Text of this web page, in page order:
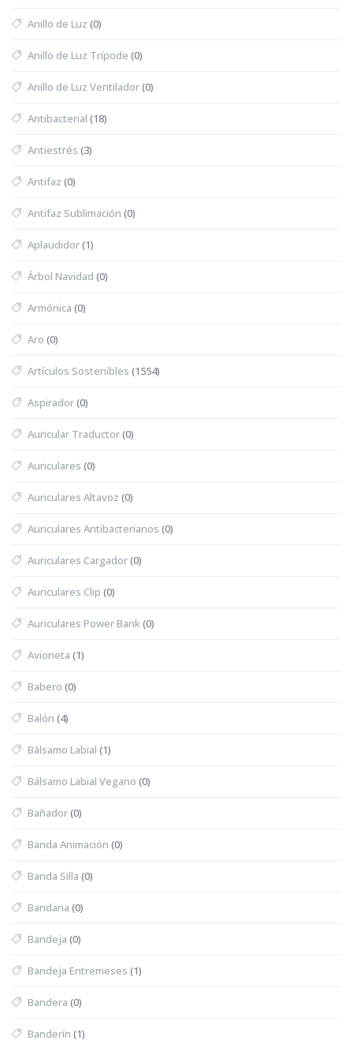
Anillo de Luz (0)
Anillo de Luz Trípode (0)
Anillo de Luz Ventilador(0)
Antibacterial (18)
Antiestrés (3)
Antifaz (0)
Antifaz Sublimación (0)
Aplaudidor(1)
Árbol Navidad (0)
Armónica (0)
Aro (0)
Artículos Sostenibles (1554)
Aspirador(0)
Auricular Traductor(0)
Auriculares (0)
Auriculares Altavoz (0)
Auriculares Antibacterianos (0)
Auriculares Cargador(0)
Auriculares Clip (0)
Auriculares Power Bank(0)
Avioneta (1)
Babero (0)
Balón (4)
Bálsamo Labial (1)
Bálsamo Labial Vegano (0)
Bañador(0)
Banda Animación (0)
Banda Silla (0)
Bandana (0)
Bandeja (0)
Bandeja Entremeses (1)
Bandera (0)
Banderín (1)